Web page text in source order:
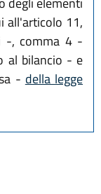
all'articolo 11,
-, comma 4 -
al bilancio - e
- della legge